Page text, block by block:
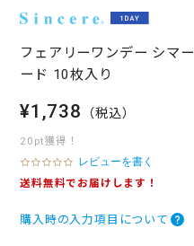
フェアリーワンデー シマ
ード 10枚入り
¥1,738 （税込）
20pt獲得！
0
.
t
レビューを書く
送料無料でお届けします！
購入時の入力項目について